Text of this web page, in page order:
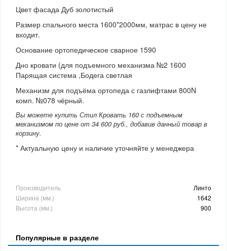
Цвет фасада Дуб золотистый
Размер спального места 1600*2000мм, матрас в цену не
входит.
Основание ортопедическое сварное 1590
Дно кровати (для подъемного механизма №2 1600
Парящая система ,Бодега светлая
Механизм для подъёма ортопеда с газлифтами 800N
комп. №078 чёрный.
Вы можете купить Стил Кровать 160 с подъемным
механизмом по цене от 34 600 руб., добавив данный товар в
корзину.
* Актуальную цену и наличие уточняйте у менеджера
Производитель
Линто
Ширина (мм.)
1642
Высота (мм.)
900
Популярные в разделе